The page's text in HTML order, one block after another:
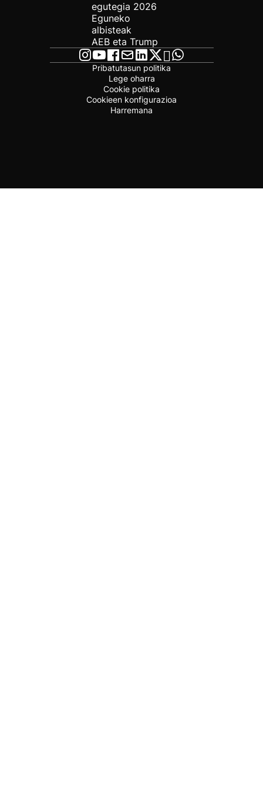
egutegia 2026
Eguneko
albisteak
AEB eta Trump
Pribatutasun politika
Lege oharra
Cookie politika
Cookieen konfigurazioa
Harremana